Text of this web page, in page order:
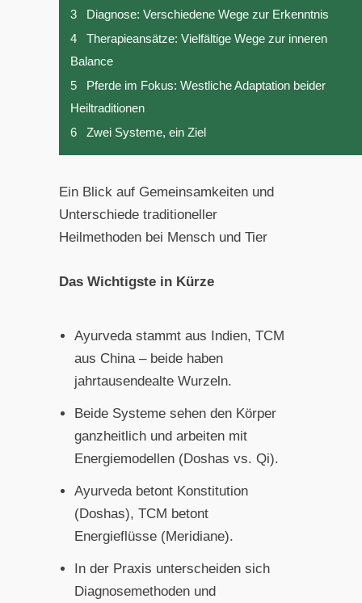
3
Diagnose: Verschiedene Wege zur Erkenntnis
4
Therapieansätze: Vielfältige Wege zur inneren
Balance
5
Pferde im Fokus: Westliche Adaptation beider
Heiltraditionen
6
Zwei Systeme, ein Ziel
Ein Blick auf Gemeinsamkeiten und
Unterschiede traditioneller
Heilmethoden bei Mensch und Tier
Das Wichtigste in Kürze
Ayurveda stammt aus Indien, TCM
aus China – beide haben
jahrtausendealte Wurzeln.
Beide Systeme sehen den Körper
ganzheitlich und arbeiten mit
Energiemodellen (Doshas vs. Qi).
Ayurveda betont Konstitution
(Doshas), TCM betont
Energieflüsse (Meridiane).
In der Praxis unterscheiden sich
Diagnosemethoden und